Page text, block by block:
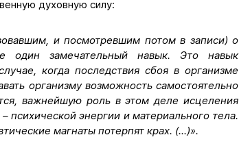
духовную силу:
и посмотревшим потом в записи) о
один замечательный навык. Это навык
когда последствия сбоя в организме
организму возможность самостоятельно
важнейшую роль в этом деле исцеления
психической энергии и материального тела.
магнаты потерпят крах. (...)».